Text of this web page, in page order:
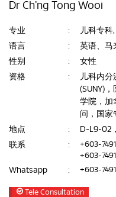
Dr Ch'ng Tong Wooi
专业 :
儿科专科
语言
:
英语、马
性别
:
女性
资格
:
儿科内分
(SUNY)
学院，加
问，国家
地点
:
D-L9-02
联系
: +603-7491
+603-
Whatsapp : +603-7491
Tele Consultation